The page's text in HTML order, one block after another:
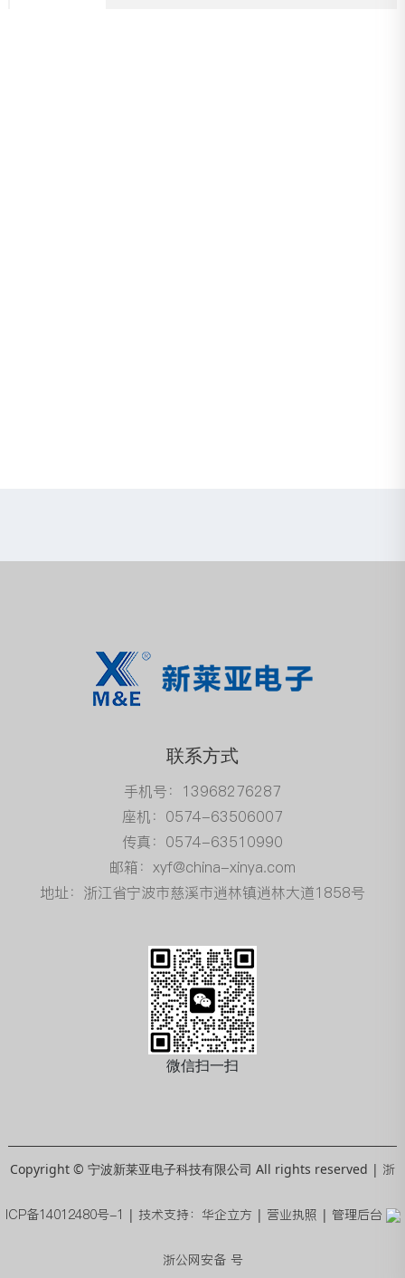
联系方式
手机号：13968276287
座机：0574-63506007
传真：0574-63510990
邮箱：xyf@china-xinya.com
地址：浙江省宁波市慈溪市逍林镇逍林大道1858号
微信扫一扫
Copyright © 宁波新莱亚电子科技有限公司 All rights reserved | 浙
ICP备14012480号-1 | 技术支持：华企立方 | 营业执照 | 管理后台
浙公网安备 号